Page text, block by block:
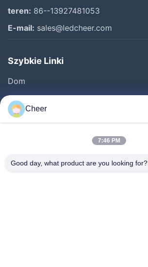
teren: 86--13927481053
E-mail: sales@ledcheer.com
Szybkie Linki
Dom
Produkty
O Nas
Skontaktuj Się Z Nami
Cheer
7:46 PM
Good day, what product are you looking for?